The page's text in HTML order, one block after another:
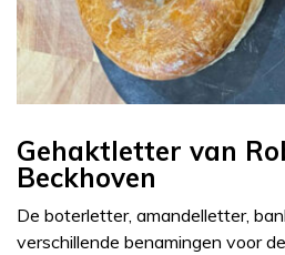
Gehaktletter van
Beckhoven
De boterletter, amandelletter,
verschillende benamingen voor